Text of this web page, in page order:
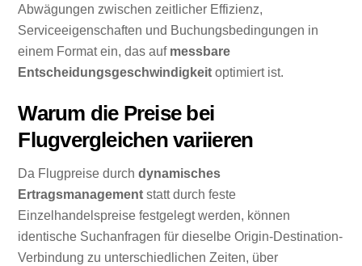
Abwägungen zwischen zeitlicher Effizienz,
Serviceeigenschaften und Buchungsbedingungen in
einem Format ein, das auf messbare
Entscheidungsgeschwindigkeit optimiert ist.
Warum die Preise bei
Flugvergleichen variieren
Da Flugpreise durchdynamisches
Ertragsmanagement statt durch feste
Einzelhandelspreise festgelegt werden, können
identische Suchanfragen für dieselbe Origin-Destination-
Verbindung zu unterschiedlichen Zeiten, über